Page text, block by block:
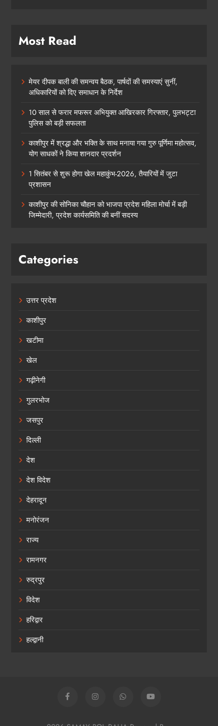
Most Read
मेयर दीपक बाली की समन्वय बैठक, पार्षदों की समस्याएं सुनीं,
अधिकारियों को दिए समाधान के निर्देश
10 साल से फरार मफरूर अभियुक्त आखिरकार गिरफ्तार, पुलभट्टा
पुलिस को बड़ी सफलता
काशीपुर में श्रद्धा और भक्ति के साथ मनाया गया गुरु पूर्णिमा महोत्सव,
योग साधकों ने किया शानदार प्रदर्शन
1 सितंबर से शुरू होगा खेल महाकुंभ-2026, तैयारियों में जुटा
प्रशासन
काशीपुर की सोनिका चौहान को भाजपा प्रदेश महिला मोर्चा में बड़ी
जिम्मेदारी, प्रदेश कार्यसमिति की बनीं सदस्य
Categories
उत्तर प्रदेश
काशीपुर
खटीमा
खेल
गढ़ीनेगी
गुलरभोज
जसपुर
दिल्ली
देश
देश विदेश
देहरादून
मनोरंजन
राज्य
रामनगर
रुद्रपुर
विदेश
हरिद्वार
हल्द्वानी